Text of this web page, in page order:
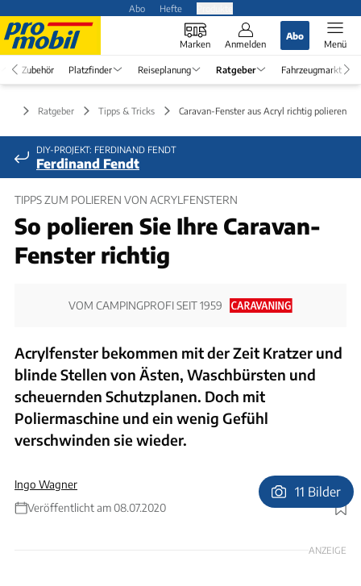
Abo Hefte
Marken Anmelden
Abo
Menü
Zubehör Platzfinder Reiseplanung Ratgeber Fahrzeugmarkt
Ratgeber Tipps & Tricks Caravan-Fenster aus Acryl richtig polieren
DIY-PROJEKT: FERDINAND FENDT
Ferdinand Fendt
TIPPS ZUM POLIEREN VON ACRYLFENSTERN
So polieren Sie Ihre Caravan-
Fenster richtig
VOM CAMPINGPROFI SEIT 1959
Acrylfenster bekommen mit der Zeit Kratzer und
blinde Stellen von Ästen, Waschbürsten und
scheuernden Schutzplanen. Doch mit
Poliermaschine und ein wenig Gefühl
verschwinden sie wieder.
Ingo Wagner
Veröffentlicht am 08.07.2020
Foto: Andreas Becker
11 Bilder
ANZEIGE